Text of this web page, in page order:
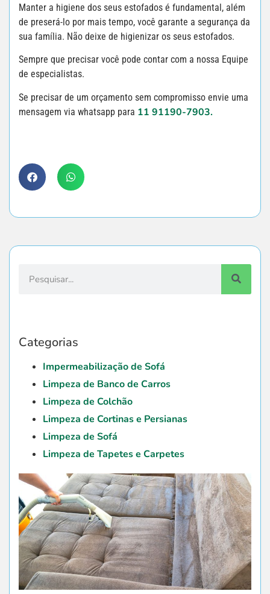
Manter a higiene dos seus estofados é fundamental, além
de preserá-lo por mais tempo, você garante a segurança da
sua família. Não deixe de higienizar os seus estofados.
Sempre que precisar você pode contar com a nossa Equipe
de especialistas.
Se precisar de um orçamento sem compromisso envie uma
mensagem via whatsapp para 11 91190-7903.
Categorias
Impermeabilização de Sofá
Limpeza de Banco de Carros
Limpeza de Colchão
Limpeza de Cortinas e Persianas
Limpeza de Sofá
Limpeza de Tapetes e Carpetes